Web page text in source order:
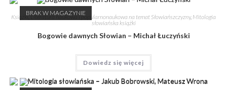
BRAK W MAGAZYNIE
Książki,Literatura naukowa i popularnonaukowa na temat Słowiańszczyzny, Mitologia
słowiańska książki
Bogowie dawnych Słowian – Michał Łuczyński
Dowiedz się więcej